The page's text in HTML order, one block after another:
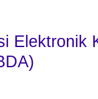
Elektronik